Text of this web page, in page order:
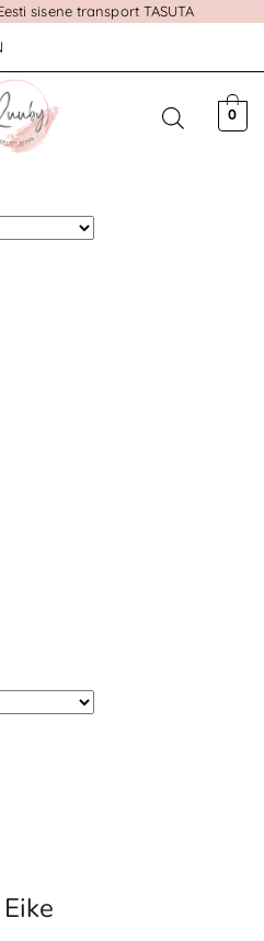
sisene transport TASUTA
0